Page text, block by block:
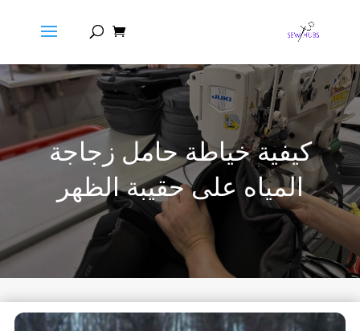
كيفية خياطة حامل زجاجة
المياه على حقيبة الظهر